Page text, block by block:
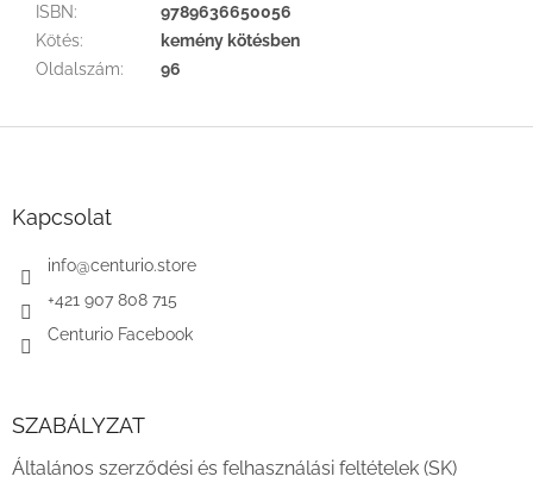
ISBN:
9789636650056
Kötés:
kemény kötésben
Oldalszám: 96
Kapcsolat
info@centurio.store
+421 907 808 715
Centurio Facebook
SZABÁLYZAT
Általános szerződési és felhasználási feltételek (SK)